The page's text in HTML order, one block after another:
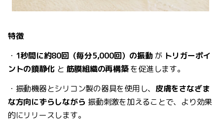
特徴
・ 1秒間に約80回（毎分5,000回）の振動 が トリガーポイ
ントの鎮静化 と 筋膜組織の再構築を促進します。
・振動機器とシリコン製の器具を使用し、 皮膚をさなざま
な方向にずらしながら 振動刺激を加えることで、より効果
的にリリースします。